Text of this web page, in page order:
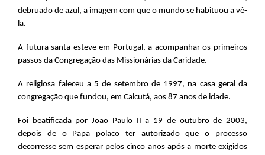
debruado de azul, a imagem com que o mundo se habituou a vê-
la.
A futura santa esteve em Portugal, a acompanhar os primeiros
passos da Congregação das Missionárias da Caridade.
A religiosa faleceu a 5 de setembro de 1997, na casa geral da
congregação que fundou, em Calcutá, aos 87 anos de idade.
Foi beatificada por João Paulo II a 19 de outubro de 2003,
depois de o Papa polaco ter autorizado que o processo
decorresse sem esperar pelos cinco anos após a morte exigidos